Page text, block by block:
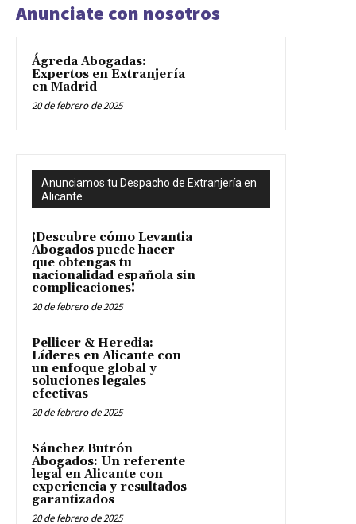
Anunciate con nosotros
Ágreda Abogadas:
Expertos en Extranjería
en Madrid
20 de febrero de 2025
Anunciamos tu Despacho de Extranjería en
Alicante
¡Descubre cómo Levantia
Abogados puede hacer
que obtengas tu
nacionalidad española sin
complicaciones!
20 de febrero de 2025
Pellicer & Heredia:
Líderes en Alicante con
un enfoque global y
soluciones legales
efectivas
20 de febrero de 2025
Sánchez Butrón
Abogados: Un referente
legal en Alicante con
experiencia y resultados
garantizados
20 de febrero de 2025